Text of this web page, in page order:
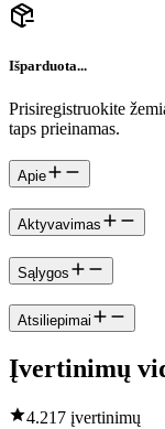
Išparduota...
Prisiregistruokite
taps prieinamas.
Apie
Aktyvavimas
Sąlygos
Atsiliepimai
Įvertinimų
4.217 įvertinimų